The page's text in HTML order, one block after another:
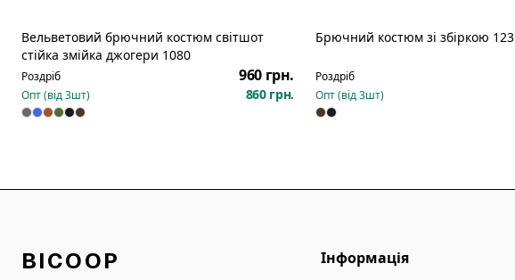
Вельветовий брючний костюм світшот
стійка змійка джогери 1080
Роздріб 960 грн.
Опт (від3шт) 860 грн.
Брючний костюм зі збіркою 123
Роздріб
Опт (від3шт)
BICOOP Інформація